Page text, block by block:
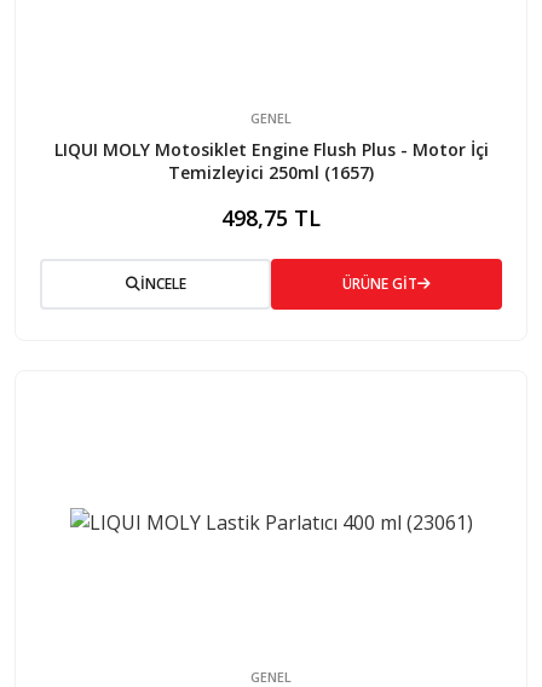
GENEL
LIQUI MOLY Motosiklet Engine Flush Plus - Motor İçi
Temizleyici 250ml (1657)
498,75 TL
İNCELE ÜRÜNE GİT
GENEL